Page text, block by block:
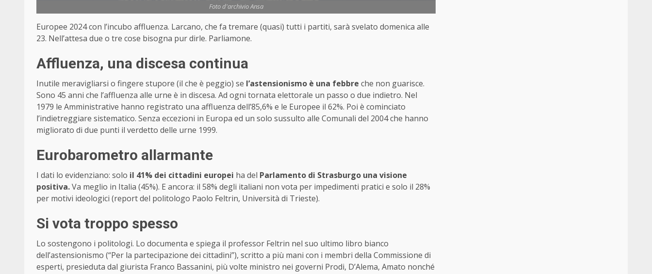
Foto d'archivio Ansa
Europee 2024 con l’incubo affluenza. Larcano, che fa tremare (quasi) tutti i partiti, sarà svelato domenica alle
23. Nell’attesa due o tre cose bisogna pur dirle. Parliamone.
Affluenza, una discesa continua
Inutile meravigliarsi o fingere stupore (il che è peggio) se l’astensionismo è una febbre che non guarisce.
Sono 45 anni che l’affluenza alle urne è in discesa. Ad ogni tornata elettorale un passo o due indietro. Nel
1979 le Amministrative hanno registrato una affluenza dell’85,6% e le Europee il 62%. Poi è cominciato
l’indietreggiare sistematico. Senza eccezioni in Europa ed un solo sussulto alle Comunali del 2004 che hanno
migliorato di due punti il verdetto delle urne 1999.
Eurobarometro allarmante
I dati lo evidenziano: solo il 41% dei cittadini europei ha del Parlamento di Strasburgo una visione
positiva.Va meglio in Italia (45%). E ancora: il 58% degli italiani non vota per impedimenti pratici e solo il 28%
per motivi ideologici (report del politologo Paolo Feltrin, Università di Trieste).
Si vota troppo spesso
Lo sostengono i politologi. Lo documenta e spiega il professor Feltrin nel suo ultimo libro bianco
dell’astensionismo (“Per la partecipazione dei cittadini”), scritto a più mani con i membri della Commissione di
esperti, presieduta dal giurista Franco Bassanini, più volte ministro nei governi Prodi, D’Alema, Amato nonché